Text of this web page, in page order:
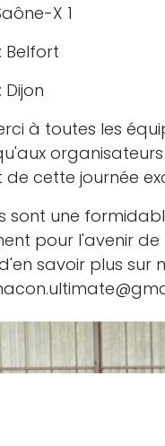
X 1
Belfort
à toutes les
cette journée
sont une
pour l'avenir de
savoir plus sur